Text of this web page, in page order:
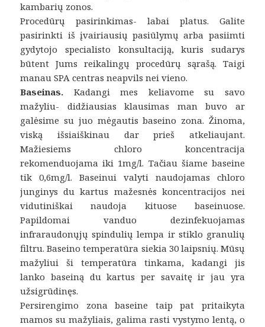
kambarių zonos.
Procedūrų pasirinkimas- labai platus. Galite
pasirinkti iš įvairiausių pasiūlymų arba pasiimti
gydytojo specialisto konsultaciją, kuris sudarys
būtent Jums reikalingų procedūrų sąrašą. Taigi
manau SPA centras neapvils nei vieno.
Baseinas. Kadangi mes keliavome su savo
mažyliu- didžiausias klausimas man buvo ar
galėsime su juo mėgautis baseino zona. Žinoma,
viską išsiaiškinau dar prieš atkeliaujant.
Mažiesiems chloro koncentracija
rekomenduojama iki 1mg/l. Tačiau šiame baseine
tik 0,6mg/l. Baseinui valyti naudojamas chloro
junginys du kartus mažesnės koncentracijos nei
vidutiniškai naudoja kituose baseinuose.
Papildomai vanduo dezinfekuojamas
infraraudonųjų spindulių lempa ir stiklo granulių
filtru. Baseino temperatūra siekia 30 laipsnių. Mūsų
mažyliui ši temperatūra tinkama, kadangi jis
lanko baseiną du kartus per savaitę ir jau yra
užsigrūdinęs.
Persirengimo zona baseine taip pat pritaikyta
mamos su mažyliais, galima rasti vystymo lentą, o